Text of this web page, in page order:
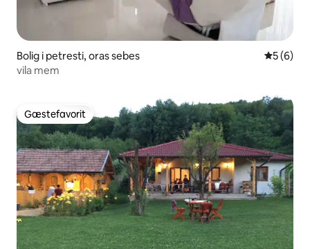
Bolig i petresti, oras sebes 5 ud af 5
5 (6)
vila mem
Gæstefavorit
Gæstefavorit